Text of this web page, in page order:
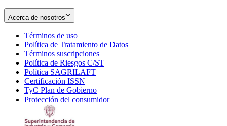
Acerca de nosotros
Términos de uso
in
new
window
Política de Tratamiento de Datos
Términos suscripciones
in
Política de Riesgos C/ST
Política SAGRILAFT
new
window
Certificación ISSN
in
new
TyC Plan de Gobierno
in
Protección del consumidorOpens